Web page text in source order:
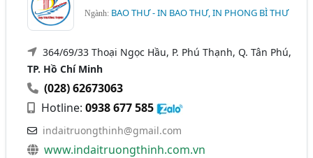
Ngành: BAO THƯ - IN BAO THƯ, IN PHONG BÌ THƯ
364/69/33 Thoại Ngọc Hầu, P. Phú Thạnh, Q. Tân Phú,
TP. Hồ Chí Minh
(028) 62673063
Hotline:0938 677 585
indaitruongthinh@gmail.com
www.indaitruongthinh.com.vn